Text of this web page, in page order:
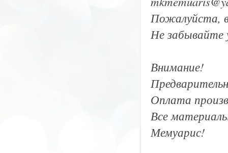
Пожалуйста,
Не забывайте
Внимание!
Оплата
Все
Мемуарис!